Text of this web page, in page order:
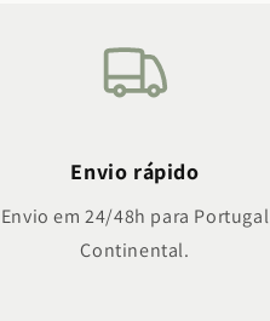
Envio rápido
Envio em 24/48h para Portugal
Continental.